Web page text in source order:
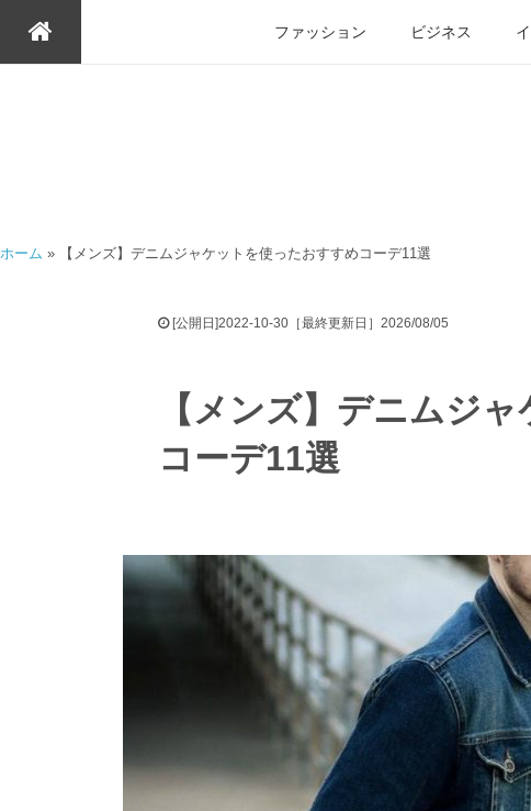
ファッション ビジネス
ホーム » 【メンズ】デニムジャケットを使ったおすすめコーデ11選
[公開日]2022-10-30［最終更新日］2026/08/05
【メンズ】デニムジ
コーデ11選